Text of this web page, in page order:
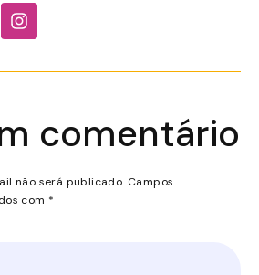
comentário
não será publicado. Campos
com *